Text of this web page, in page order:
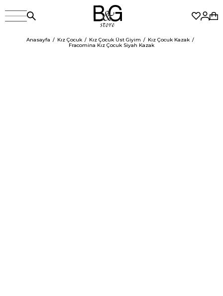
Anasayfa Kız Çocuk Kız Çocuk Üst Giyim
Kız Çocuk Kazak
Fracomina Kız Çocuk Siyah Kazak